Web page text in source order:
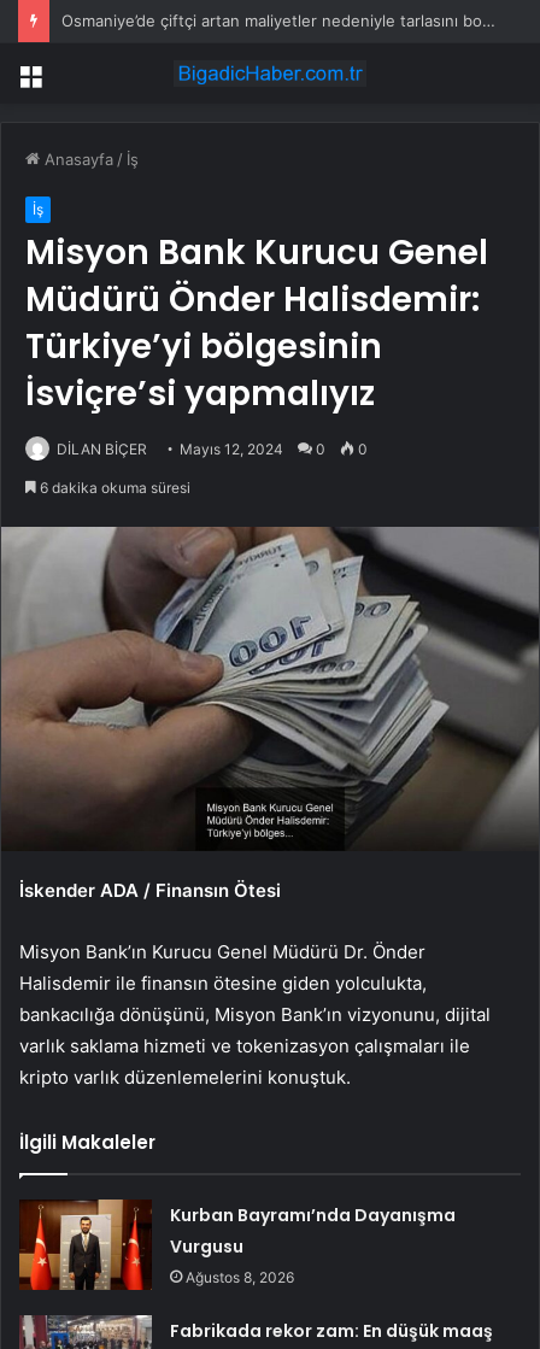
Osmaniye’de çiftçi artan maliyetler nedeniyle tarlasını boş bıraktı
Menü
Anasayfa / İş
İş
Misyon Bank Kurucu Genel
Müdürü Önder Halisdemir:
Türkiye’yi bölgesinin
İsviçre’si yapmalıyız
DİLAN BİÇER Mayıs 12, 2024 0 0
6 dakika okuma süresi
İskender ADA / Finansın Ötesi
Misyon Bank’ın Kurucu Genel Müdürü Dr. Önder
Halisdemir ile finansın ötesine giden yolculukta,
bankacılığa dönüşünü, Misyon Bank’ın vizyonunu, dijital
varlık saklama hizmeti ve tokenizasyon çalışmaları ile
kripto varlık düzenlemelerini konuştuk.
İlgili Makaleler
Kurban Bayramı’nda Dayanışma
Vurgusu
Ağustos 8, 2026
Fabrikada rekor zam: En düşük maaş